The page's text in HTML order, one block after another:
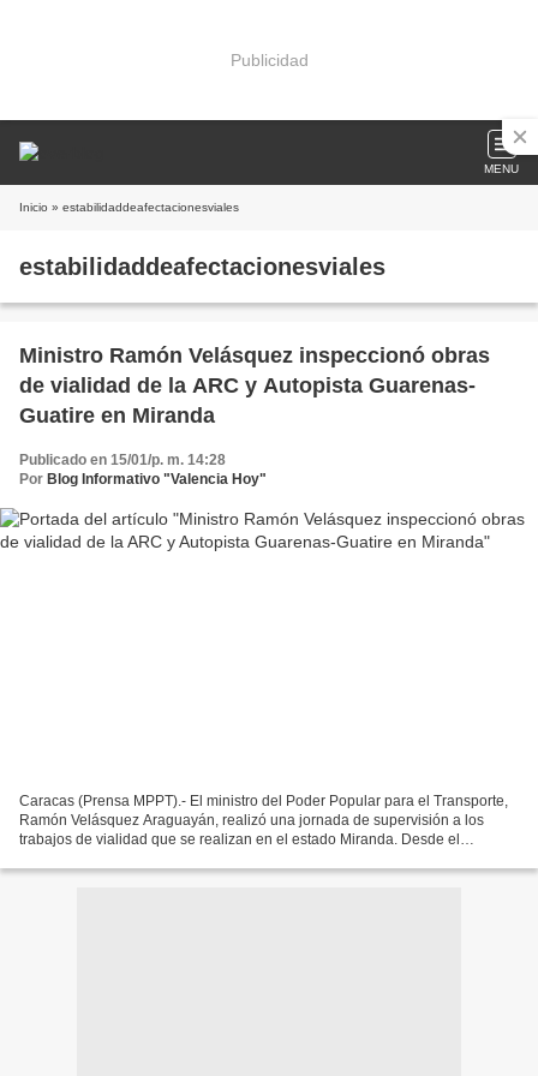
Publicidad
MENU
Inicio » estabilidaddeafectacionesviales
estabilidaddeafectacionesviales
Ministro Ramón Velásquez inspeccionó obras
de vialidad de la ARC y Autopista Guarenas-
Guatire en Miranda
Publicado en 15/01/p. m. 14:28
Por Blog Informativo "Valencia Hoy"
Caracas (Prensa MPPT).- El ministro del Poder Popular para el Transporte,
Ramón Velásquez Araguayán, realizó una jornada de supervisión a los
trabajos de vialidad que se realizan en el estado Miranda. Desde el